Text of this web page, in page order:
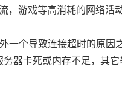
，游戏等高消耗的网络活动
一个导致连接超时的原
务器卡死或内存不足，其